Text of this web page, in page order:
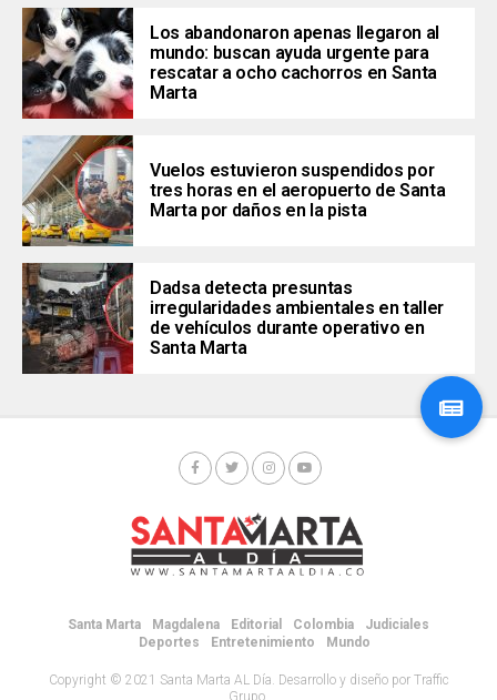
Los abandonaron apenas llegaron al
mundo: buscan ayuda urgente para
rescatar a ocho cachorros en Santa
Marta
Vuelos estuvieron suspendidos por
tres horas en el aeropuerto de Santa
Marta por daños en la pista
Dadsa detecta presuntas
irregularidades ambientales en taller
de vehículos durante operativo en
Santa Marta
Santa Marta Magdalena Editorial Colombia
Judiciales
Deportes
Entretenimiento Mundo
Copyright © 2021 Santa Marta AL Día. Desarrollo y diseño por Traffic
Grupo.